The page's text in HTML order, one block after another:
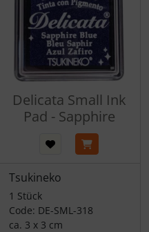
Delicata Small Ink
Pad - Sapphire
Tsukineko
1 Stück
Code: DE-SML-318
ca. 3 x 3 cm